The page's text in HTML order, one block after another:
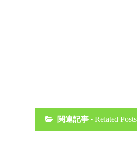
関連記事 - Related Posts